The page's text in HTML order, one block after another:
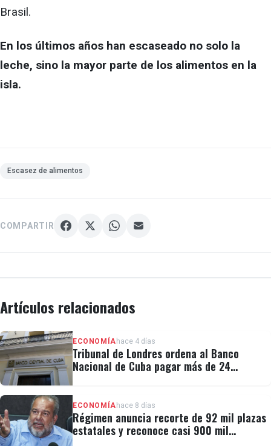
Brasil.
En los últimos años han escaseado no solo la
leche, sino la mayor parte de los alimentos en la
isla.
Escasez de alimentos
COMPARTIR
Artículos relacionados
ECONOMÍA hace 4 días
Tribunal de Londres ordena al Banco
Nacional de Cuba pagar más de 24
ECONOMÍA hace 8 días
Régimen anuncia recorte de 92 mil plazas
estatales y reconoce casi 900 mil